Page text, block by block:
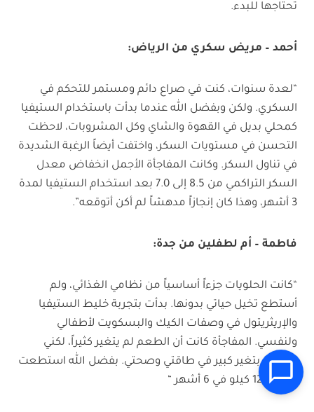
تحتاجها للبدء.
أحمد – مريض سكري من الرياض:
“لعدة سنوات، كنت في صراع دائم ومستمر للتحكم في
السكري. ولكن وبفضل الله عندما بدأت باستخدام الستيفيا
كمحلي بديل في القهوة والشاي وكل المشروبات، لاحظت
التحسن في مستويات السكر، واختفت أيضاً الرغبة الشديدة
في تناول السكر. وكانت المفاجأة الأجمل انخفاض معدل
السكر التراكمي من 8.5 إلى 7.0 بعد استخدام الستيفيا لمدة
3 أشهر، وهذا كان إنجازاً مدهشاً لم أكن أتوقعه”.
فاطمة – أم لطفلين من جدة:
“كانت الحلويات جزءاً أساسياً من نظامي الغذائي، ولم
أستطع تخيل حياتي بدونها. بدأت بتجربة خليط الستيفيا
والإريثريتول في وصفات الكيك والبسكويت لأطفالي
ولنفسي. المفاجأة كانت أن الطعم لم يتغير كثيراً، لكني
شعرت بتغير كبير في طاقتي وصحتي. بفضل الله استطعت
خسارة 12 كيلو في 6 أشهر “